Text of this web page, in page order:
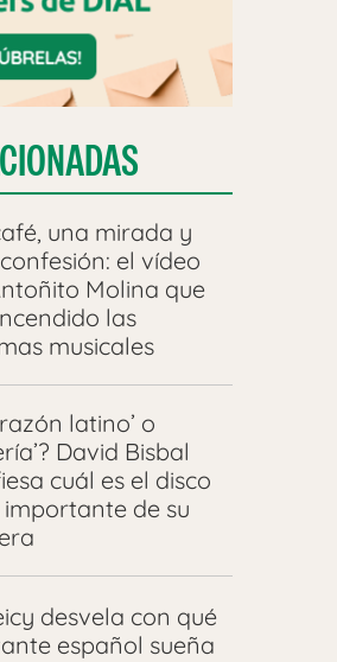
una mirada y
el vídeo
Molina que
las
musicales
latino’ o
David Bisbal
cuál es el disco
importante de su
desvela con qué
español sueña